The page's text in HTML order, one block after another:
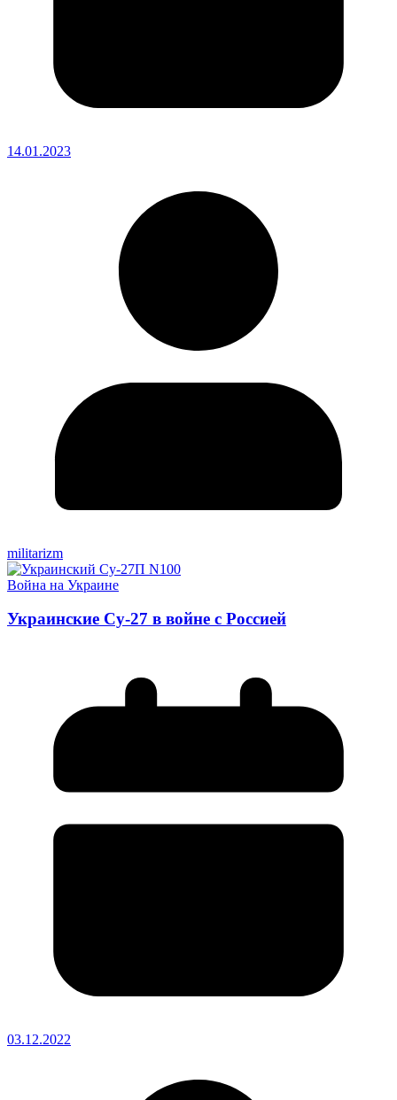
14.01.2023
militarizm
Война на Украине
Украинские Су-27 в войне с Россией
03.12.2022